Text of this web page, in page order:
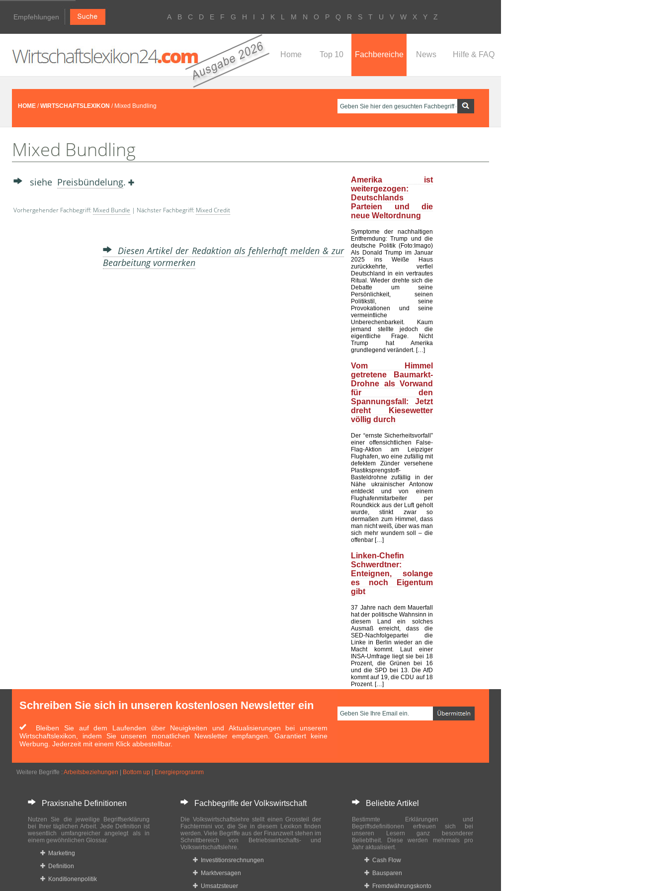
Empfehlungen A B C D E F G H I J K L M N O P Q R S T U V W X Y Z
Home Top 10 Fachbereiche News Hilfe & FAQ
HOME /WIRTSCHAFTSLEXIKON / Mixed Bundling
Mixed Bundling
siehe Preisbündelung.
Vorhergehender Fachbegriff: Mixed Bundle | Nächster Fachbegriff: Mixed Credit
Diesen Artikel der Redaktion als fehlerhaft melden & zur
Bearbeitung vormerken
Amerika ist
weitergezogen:
Deutschlands
Parteien und die
neue Weltordnung
Symptome der nachhaltigen
Entfremdung: Trump und die
deutsche Politik (Foto:Imago)
Als Donald Trump im Januar
2025 ins Weiße Haus
zurückkehrte, verfiel
Deutschland in ein vertrautes
Ritual. Wieder drehte sich die
Debatte um seine
Persönlichkeit, seinen
Politikstil, seine
Provokationen und seine
vermeintliche
Unberechenbarkeit. Kaum
jemand stellte jedoch die
eigentliche Frage. Nicht
Trump hat Amerika
grundlegend verändert. […]
Vom Himmel
getretene Baumarkt-
Drohne als Vorwand
für den
Spannungsfall: Jetzt
dreht Kiesewetter
völlig durch
Der “ernste Sicherheitsvorfall”
einer offensichtlichen False-
Flag-Aktion am Leipziger
Flughafen, wo eine zufällig mit
defektem Zünder versehene
Plastiksprengstoff-
Basteldrohne zufällig in der
Nähe ukrainischer Antonow
entdeckt und von einem
Flughafenmitarbeiter per
Roundkick aus der Luft geholt
wurde, stinkt zwar so
dermaßen zum Himmel, dass
man nicht weiß, über was man
sich mehr wundern soll – die
offenbar […]
Linken-Chefin
Schwerdtner:
Enteignen, solange
es noch Eigentum
gibt
37 Jahre nach dem Mauerfall
hat der politische Wahnsinn in
diesem Land ein solches
Ausmaß erreicht, dass die
SED-Nachfolgepartei die
Linke in Berlin wieder an die
Macht kommt. Laut einer
INSA-Umfrage liegt sie bei 18
Prozent, die Grünen bei 16
und die SPD bei 13. Die AfD
kommt auf 19, die CDU auf 18
Prozent. […]
Schreiben Sie sich in unseren kostenlosen Newsletter ein
Bleiben Sie auf dem Laufenden über Neuigkeiten und Aktualisierungen bei unserem
Wirtschaftslexikon, indem Sie unseren monatlichen Newsletter empfangen. Garantiert keine
Werbung. Jederzeit mit einem Klick abbestellbar.
Weitere Begriffe : Arbeitsbeziehungen Bottom up Energieprogramm
Praxisnahe Definitionen
Nutzen Sie die jeweilige Begriffserklärung
bei Ihrer täglichen Arbeit. Jede Definition ist
wesentlich umfangreicher angelegt als in
einem gewöhnlichen Glossar.
Marketing
Definition
Konditionenpolitik
Fachbegriffe der Volkswirtschaft
Die Volkswirtschaftslehre stellt einen Grossteil der
Fachtermini vor, die Sie in diesem Lexikon finden
werden. Viele Begriffe aus der Finanzwelt stehen im
Schnittbereich von Betriebswirtschafts- und
Volkswirtschaftslehre.
Investitionsrechnungen
Marktversagen
Umsatzsteuer
Beliebte Artikel
Bestimmte Erklärungen und
Begriffsdefinitionen erfreuen sich bei
unseren Lesern ganz besonderer
Beliebtheit. Diese werden mehrmals pro
Jahr aktualisiert.
Cash Flow
Bausparen
Fremdwährungskonto